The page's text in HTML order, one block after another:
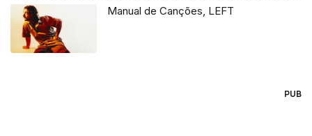
Manual de Canções, LEFT
PUB